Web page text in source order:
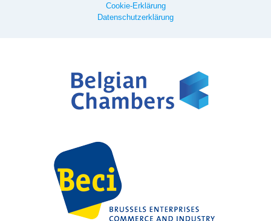
Cookie-Erklärung
Datenschutzerklärung